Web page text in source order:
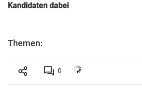
Kandidaten dabei
Themen:
0